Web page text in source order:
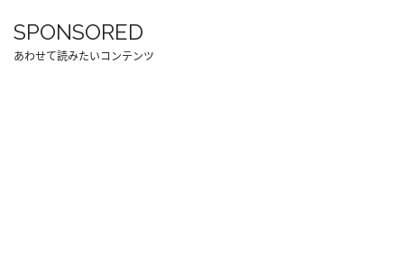
SPONSORED
あわせて読みたいコンテンツ